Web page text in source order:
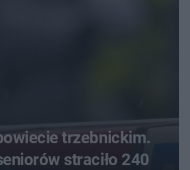
trzebnickim.
straciło 240